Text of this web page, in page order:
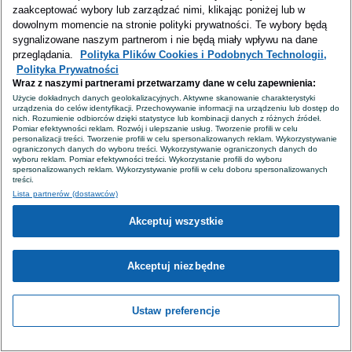
zaakceptować wybory lub zarządzać nimi, klikając poniżej lub w
dowolnym momencie na stronie polityki prywatności. Te wybory będą
sygnalizowane naszym partnerom i nie będą miały wpływu na dane
przeglądania.
Polityka Plików Cookies i Podobnych Technologii,
Polityka Prywatności
Wraz z naszymi partnerami przetwarzamy dane w celu zapewnienia:
Użycie dokładnych danych geolokalizacyjnych. Aktywne skanowanie charakterystyki
urządzenia do celów identyfikacji. Przechowywanie informacji na urządzeniu lub dostęp do
nich. Rozumienie odbiorców dzięki statystyce lub kombinacji danych z różnych źródeł.
Pomiar efektywności reklam. Rozwój i ulepszanie usług. Tworzenie profili w celu
personalizacji treści. Tworzenie profili w celu spersonalizowanych reklam. Wykorzystywanie
ograniczonych danych do wyboru treści. Wykorzystywanie ograniczonych danych do
wyboru reklam. Pomiar efektywności treści. Wykorzystanie profili do wyboru
spersonalizowanych reklam. Wykorzystywanie profili w celu doboru spersonalizowanych
treści.
Lista partnerów (dostawców)
Akceptuj wszystkie
Akceptuj niezbędne
Ustaw preferencje